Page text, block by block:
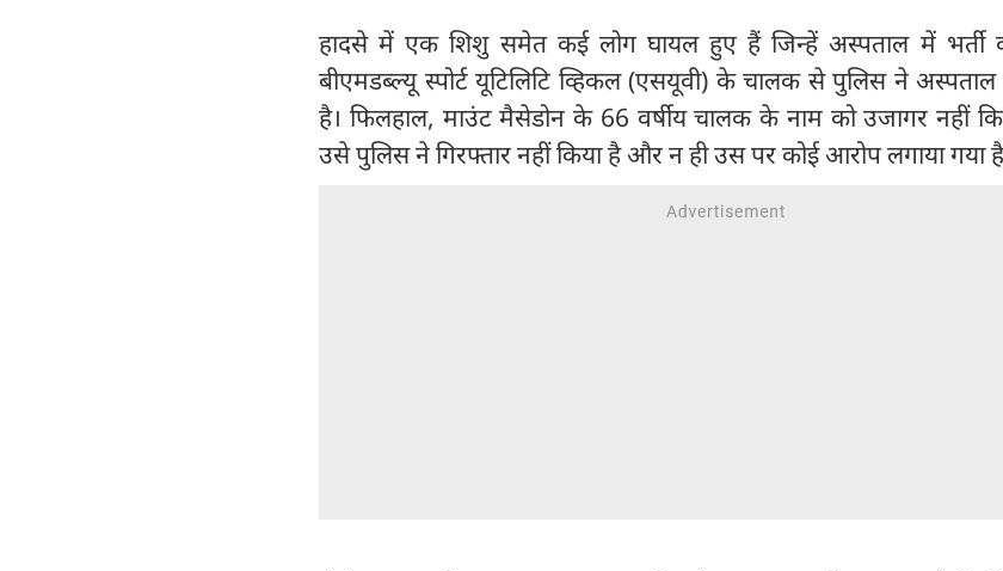
हादसे में एक शिशु समेत कई लोग घायल हुए हैं जिन्हें अस्पताल में भर्ती
बीएमडब्ल्यू स्पोर्ट यूटिलिटि व्हिकल (एसयूवी) के चालक से पुलिस ने
है। फिलहाल, माउंट मैसेडोन के 66 वर्षीय चालक के नाम को उजागर नहीं
उसे पुलिस ने गिरफ्तार नहीं किया है और न ही उस पर कोई आरोप लगाया गया